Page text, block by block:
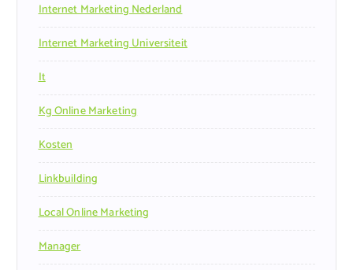
Internet Marketing Nederland
Internet Marketing Universiteit
It
Kg Online Marketing
Kosten
Linkbuilding
Local Online Marketing
Manager